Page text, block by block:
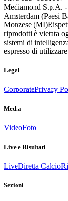
Mediamond S.p.A.
Amsterdam (Paesi
Monzese (MI)
riprodotti è vietata
sistemi di
espresso di
Legal
CorporatePrivacy
Media
VideoFoto
Live e Risultati
LiveDiretta Calcio
Sezioni